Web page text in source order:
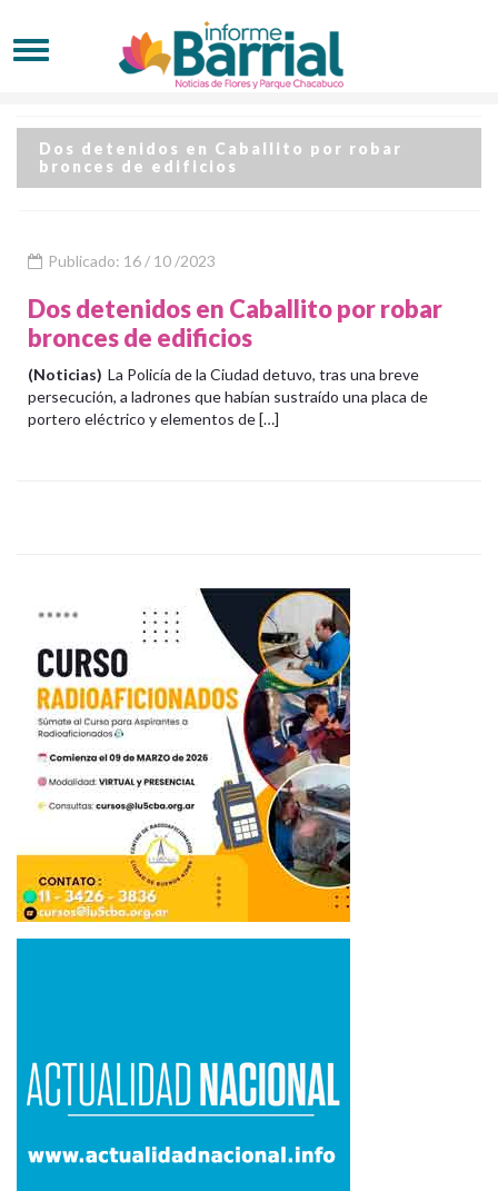
Dos detenidos en Caballito por robar
bronces de edificios
Publicado: 16 / 10 /2023
Dos detenidos en Caballito por robar
bronces de edificios
(Noticias) La Policía de la Ciudad detuvo, tras una breve
persecución, a ladrones que habían sustraído una placa de
portero eléctrico y elementos de […]